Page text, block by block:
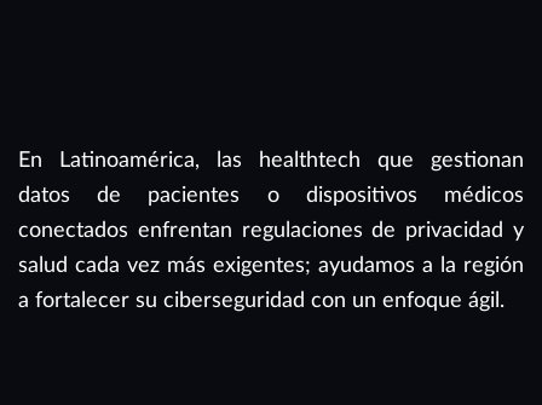
En Latinoamérica, las healthtech que gestionan
datos de pacientes o dispositivos médicos
conectados enfrentan regulaciones de privacidad y
salud cada vez más exigentes; ayudamos a la región
a fortalecer su ciberseguridad con un enfoque ágil.